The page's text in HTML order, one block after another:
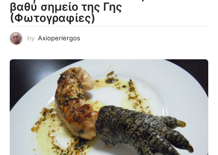
βαθύ σημείο της Γης
(Φωτογραφίες)
by Axioperiergos